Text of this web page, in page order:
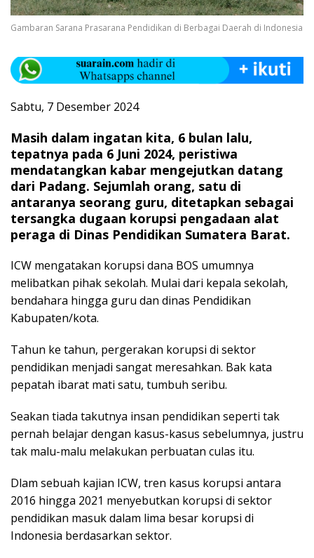
Gambaran Sarana Prasarana Pendidikan di Berbagai Daerah di Indonesia
Sabtu, 7 Desember 2024
Masih dalam ingatan kita, 6 bulan lalu,
tepatnya pada 6 Juni 2024, peristiwa
mendatangkan kabar mengejutkan datang
dari Padang. Sejumlah orang, satu di
antaranya seorang guru, ditetapkan sebagai
tersangka dugaan korupsi pengadaan alat
peraga di Dinas Pendidikan Sumatera Barat.
ICW mengatakan korupsi dana BOS umumnya
melibatkan pihak sekolah. Mulai dari kepala sekolah,
bendahara hingga guru dan dinas Pendidikan
Kabupaten/kota.
Tahun ke tahun, pergerakan korupsi di sektor
pendidikan menjadi sangat meresahkan. Bak kata
pepatah ibarat mati satu, tumbuh seribu.
Seakan tiada takutnya insan pendidikan seperti tak
pernah belajar dengan kasus-kasus sebelumnya, justru
tak malu-malu melakukan perbuatan culas itu.
Dlam sebuah kajian ICW, tren kasus korupsi antara
2016 hingga 2021 menyebutkan korupsi di sektor
pendidikan masuk dalam lima besar korupsi di
Indonesia berdasarkan sektor.